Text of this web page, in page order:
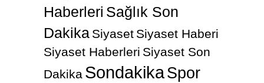
Haberleri Sağlık Son
Dakika Siyaset Siyaset Haberi
Siyaset Haberleri Siyaset Son
Dakika SondakikaSpor